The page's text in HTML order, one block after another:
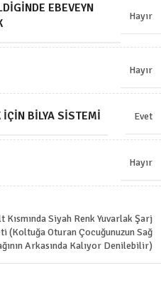
EBEVEYN
Hayır
Hayır
İÇIN BILYA SISTEMI Evet
Hayır
Kısmında Siyah Renk Yuvarlak Şarj
(Koltuğa Oturan Çocuğunuzun Sağ
Arkasında Kalıyor Denilebilir)